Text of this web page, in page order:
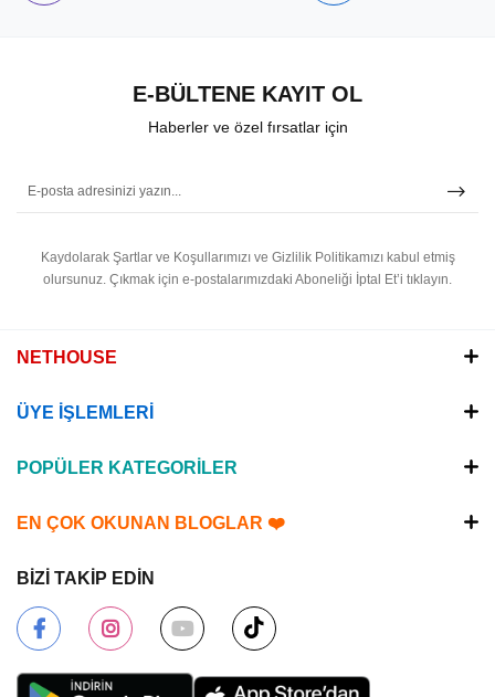
E-BÜLTENE KAYIT OL
Haberler ve özel fırsatlar için
Kaydolarak Şartlar ve Koşullarımızı ve Gizlilik Politikamızı kabul etmiş
olursunuz. Çıkmak için e-postalarımızdaki Aboneliği İptal Et’i tıklayın.
NETHOUSE
ÜYE İŞLEMLERİ
POPÜLER KATEGORİLER
EN ÇOK OKUNAN BLOGLAR ❤️
BİZİ TAKİP EDİN